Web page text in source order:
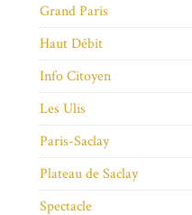
Grand Paris
Haut Débit
Info Citoyen
Les Ulis
Paris-Saclay
Plateau de Saclay
Spectacle